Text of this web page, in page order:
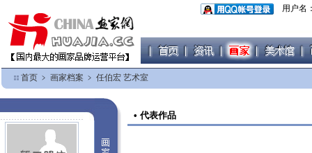
用户名
首页 ﹥ 画家档案 ﹥ 任伯宏 艺术室
• 代表作品